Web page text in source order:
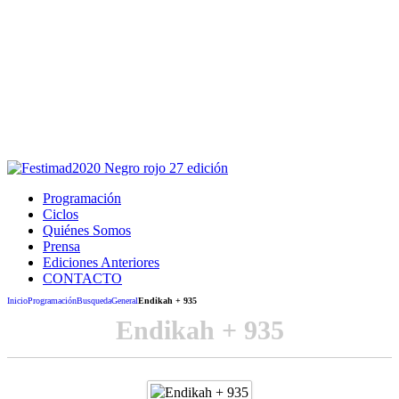
Programación
Ciclos
Quiénes Somos
Prensa
Ediciones Anteriores
CONTACTO
InicioProgramaciónBusquedaGeneralEndikah + 935
Endikah + 935